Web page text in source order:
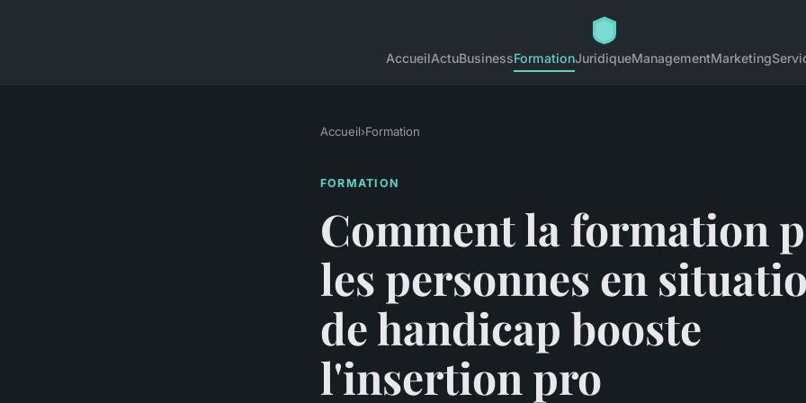
AccueilActuBusinessFormationJuridiqueManagementMarketing
Accueil›Formation
FORMATION
Comment la formation
les personnes en
de handicap booste
l'insertion pro